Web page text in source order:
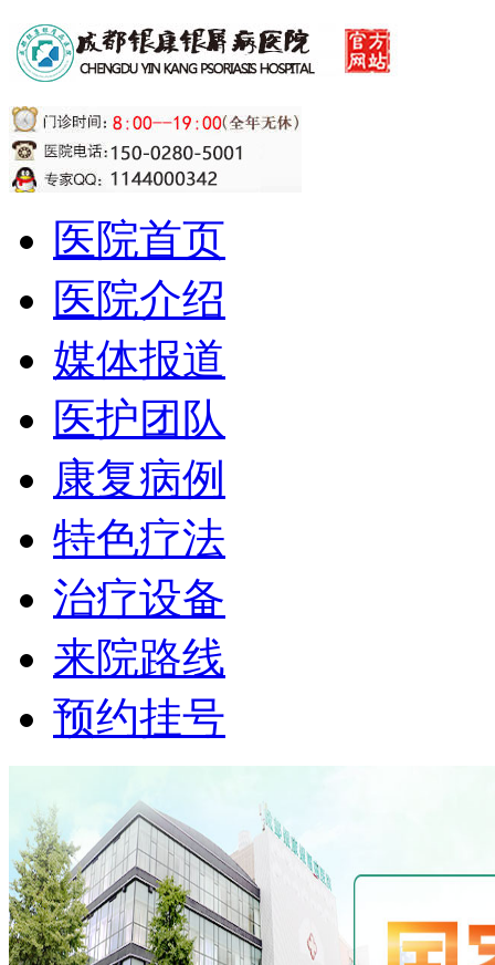
医院首页
医院介绍
媒体报道
医护团队
康复病例
特色疗法
治疗设备
来院路线
预约挂号